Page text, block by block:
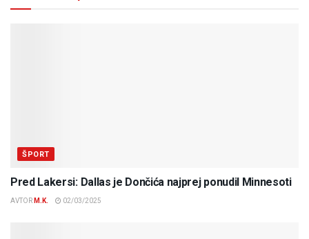
ŠPORT
Pred Lakersi: Dallas je Dončića najprej ponudil Minnesoti
AVTOR M.K. 02/03/2025